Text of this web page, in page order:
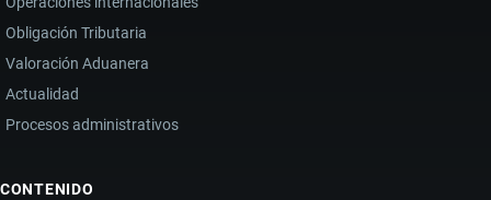
Obligación Tributaria
Valoración Aduanera
Actualidad
Procesos administrativos
CONTENIDO